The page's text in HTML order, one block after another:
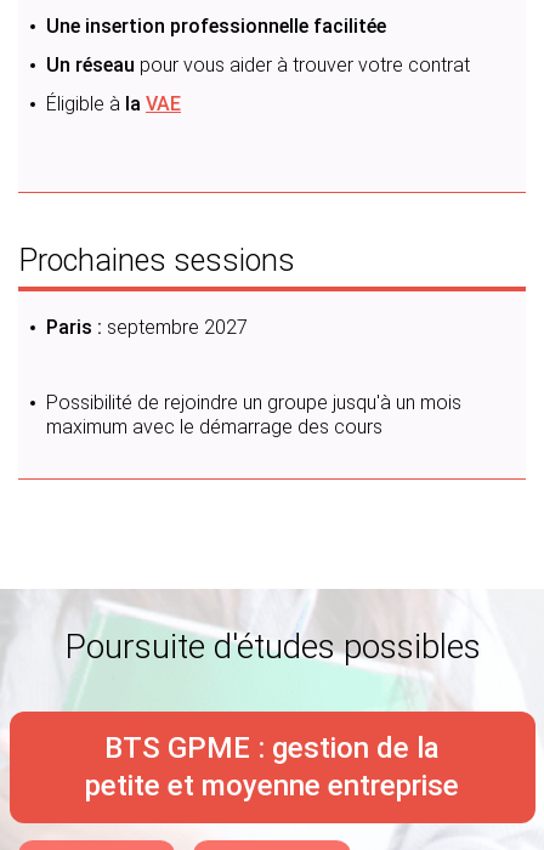
Une insertion professionnelle facilitée
Un réseau pour vous aider à trouver votre contrat
Éligible à la VAE
Prochaines sessions
Paris : septembre 2027
Possibilité de rejoindre un groupe jusqu'à un mois
maximum avec le démarrage des cours
Poursuite d'études possibles
BTS GPME : gestion de la
petite et moyenne entreprise